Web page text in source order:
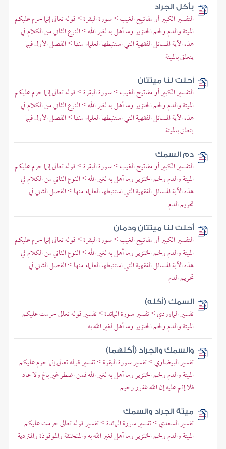
بأكل الجراد
التفسير الكبير أو مفاتيح الغيب > سورة البقرة > قوله تعالى إنما حرم عليكم
الميتة والدم ولحم الخنزير وما أهل به لغير الله > النوع الثاني من الكلام في
هذه الآية المسائل الفقهية التي استنبطها العلماء منها > الفصل الأول فيما
يتعلق بالميتة
أحلت لنا ميتتان
التفسير الكبير أو مفاتيح الغيب > سورة البقرة > قوله تعالى إنما حرم عليكم
الميتة والدم ولحم الخنزير وما أهل به لغير الله > النوع الثاني من الكلام في
هذه الآية المسائل الفقهية التي استنبطها العلماء منها > الفصل الأول فيما
يتعلق بالميتة
دم السمك
التفسير الكبير أو مفاتيح الغيب > سورة البقرة > قوله تعالى إنما حرم عليكم
الميتة والدم ولحم الخنزير وما أهل به لغير الله > النوع الثاني من الكلام في
هذه الآية المسائل الفقهية التي استنبطها العلماء منها > الفصل الثاني في
تحريم الدم
أحلت لنا ميتتان ودمان
التفسير الكبير أو مفاتيح الغيب > سورة البقرة > قوله تعالى إنما حرم عليكم
الميتة والدم ولحم الخنزير وما أهل به لغير الله > النوع الثاني من الكلام في
هذه الآية المسائل الفقهية التي استنبطها العلماء منها > الفصل الثاني في
تحريم الدم
السمك (أكله)
تفسير الماوردي > تفسير سورة المائدة > تفسير قوله تعالى حرمت عليكم
الميتة والدم ولحم الخنزير وما أهل لغير الله به
والسمك والجراد (أكلهما)
تفسير البيضاوي > تفسير سورة البقرة > تفسير قوله تعالى إنما حرم عليكم
الميتة والدم ولحم الخنزير وما أهل به لغير الله فمن اضطر غير باغ ولا عاد
فلا إثم عليه إن الله غفور رحيم
ميتة الجراد والسمك
تفسير السعدي > تفسير سورة المائدة > تفسير قوله تعالى حرمت عليكم
الميتة والدم ولحم الخنزير وما أهل لغير الله به والمنخنقة والموقوذة والمتردية